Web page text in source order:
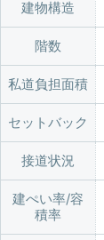
建物構造
階数
私道負担面積
セットバック
接道状況
建ぺい率/容
積率